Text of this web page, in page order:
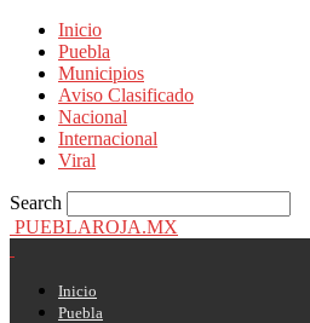
Inicio
Puebla
Municipios
Aviso Clasificado
Nacional
Internacional
Viral
Search
PUEBLAROJA.MX
Inicio
Puebla